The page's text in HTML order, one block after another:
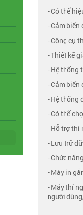
- Có thể
- Cảm biến
- Công cụ
- Thiết kế
- Hệ thống
- Cảm biến
- Hệ thống
- Có thể
- Hỗ trợ thí
- Lưu trữ
- Chức
- Máy in
- Máy thí
người